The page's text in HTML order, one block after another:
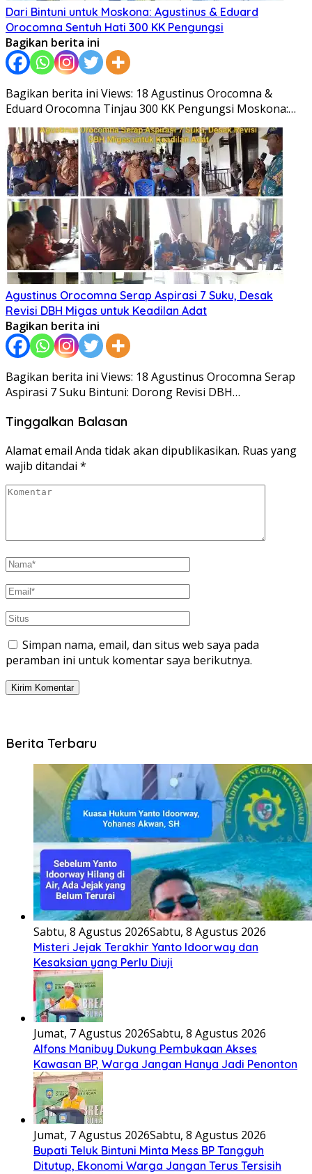
Dari Bintuni untuk Moskona: Agustinus & Eduard
Orocomna Sentuh Hati 300 KK Pengungsi
Bagikan berita ini
Bagikan berita ini Views: 18 Agustinus Orocomna &
Eduard Orocomna Tinjau 300 KK Pengungsi Moskona:…
Agustinus Orocomna Serap Aspirasi 7 Suku, Desak
Revisi DBH Migas untuk Keadilan Adat
Bagikan berita ini
Bagikan berita ini Views: 18 Agustinus Orocomna Serap
Aspirasi 7 Suku Bintuni: Dorong Revisi DBH…
Tinggalkan Balasan
Alamat email Anda tidak akan dipublikasikan. Ruas yang
wajib ditandai *
Simpan nama, email, dan situs web saya pada
peramban ini untuk komentar saya berikutnya.
Berita Terbaru
Sabtu, 8 Agustus 2026Sabtu, 8 Agustus 2026
Misteri Jejak Terakhir Yanto Idoorway dan
Kesaksian yang Perlu Diuji
Jumat, 7 Agustus 2026Sabtu, 8 Agustus 2026
Alfons Manibuy Dukung Pembukaan Akses
Kawasan BP, Warga Jangan Hanya Jadi Penonton
Jumat, 7 Agustus 2026Sabtu, 8 Agustus 2026
Bupati Teluk Bintuni Minta Mess BP Tangguh
Ditutup, Ekonomi Warga Jangan Terus Tersisih